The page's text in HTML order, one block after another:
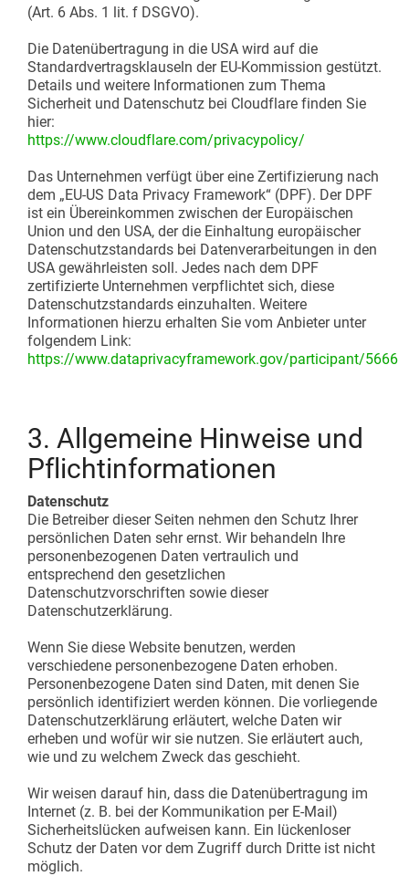
(Art. 6 Abs. 1 lit. f DSGVO).
Die Datenübertragung in die USA wird auf die
Standardvertragsklauseln der EU-Kommission gestützt.
Details und weitere Informationen zum Thema
Sicherheit und Datenschutz bei Cloudflare finden Sie
hier:
https://www.cloudflare.com/privacypolicy/
Das Unternehmen verfügt über eine Zertifizierung nach
dem „EU-US Data Privacy Framework“ (DPF). Der DPF
ist ein Übereinkommen zwischen der Europäischen
Union und den USA, der die Einhaltung europäischer
Datenschutzstandards bei Datenverarbeitungen in den
USA gewährleisten soll. Jedes nach dem DPF
zertifizierte Unternehmen verpflichtet sich, diese
Datenschutzstandards einzuhalten. Weitere
Informationen hierzu erhalten Sie vom Anbieter unter
folgendem Link:
https://www.dataprivacyframework.gov/participant/5666
3. Allgemeine Hinweise und
Pflichtinformationen
Datenschutz
Die Betreiber dieser Seiten nehmen den Schutz Ihrer
persönlichen Daten sehr ernst. Wir behandeln Ihre
personenbezogenen Daten vertraulich und
entsprechend den gesetzlichen
Datenschutzvorschriften sowie dieser
Datenschutzerklärung.
Wenn Sie diese Website benutzen, werden
verschiedene personenbezogene Daten erhoben.
Personenbezogene Daten sind Daten, mit denen Sie
persönlich identifiziert werden können. Die vorliegende
Datenschutzerklärung erläutert, welche Daten wir
erheben und wofür wir sie nutzen. Sie erläutert auch,
wie und zu welchem Zweck das geschieht.
Wir weisen darauf hin, dass die Datenübertragung im
Internet (z. B. bei der Kommunikation per E-Mail)
Sicherheitslücken aufweisen kann. Ein lückenloser
Schutz der Daten vor dem Zugriff durch Dritte ist nicht
möglich.